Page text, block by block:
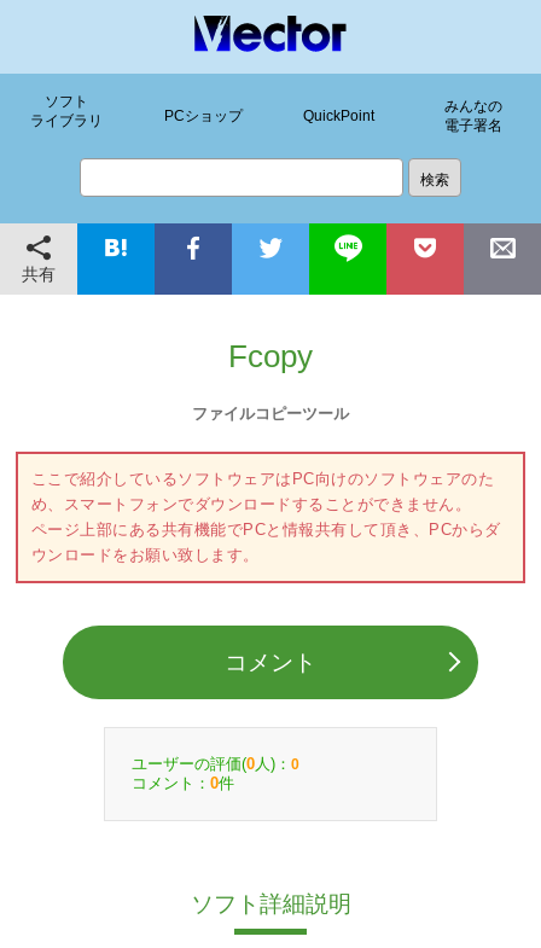
ソフト
ライブラリ
PCショップ QuickPoint
みんなの
電子署名
共有
Fcopy
ファイルコピーツール
ここで紹介しているソフトウェアはPC向けのソフトウェアのた
め、スマートフォンでダウンロードすることができません。
ページ上部にある共有機能でPCと情報共有して頂き、PCからダ
ウンロードをお願い致します。
コメント
ユーザーの評価(0 人)： 0
コメント： 0件
ソフト詳細説明